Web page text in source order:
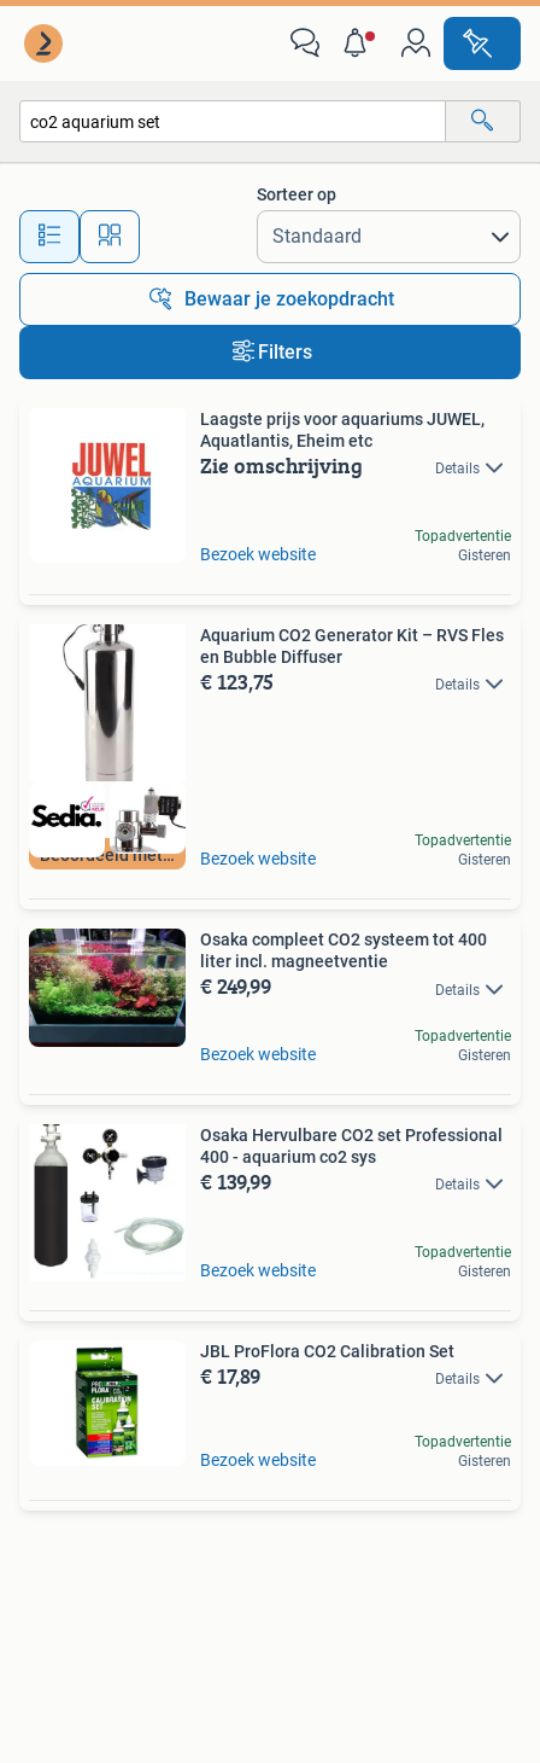
Alle afstanden…
Sorteer op
Bewaar je zoekopdracht
Filters
Laagste prijs voor aquariums JUWEL,
Aquatlantis, Eheim etc
Zie omschrijving Details
Bezoek website
Topadvertentie
Gisteren
Beoordeeld met 9+
Aquarium CO2 Generator Kit – RVS Fles
en Bubble Diffuser
€ 123,75 Details
Bezoek website
Topadvertentie
Gisteren
Osaka compleet CO2 systeem tot 400
liter incl. magneetventie
€ 249,99 Details
Bezoek website
Topadvertentie
Gisteren
Osaka Hervulbare CO2 set Professional
400 - aquarium co2 sys
€ 139,99 Details
Bezoek website
Topadvertentie
Gisteren
JBL ProFlora CO2 Calibration Set
€ 17,89 Details
Bezoek website
Topadvertentie
Gisteren